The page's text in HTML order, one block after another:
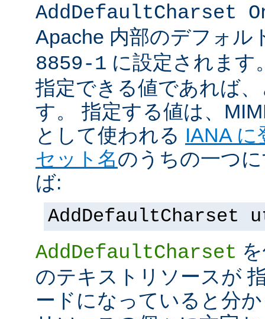
AddDefaultCharset
Apache 内部のデフォル
8859-1 に設定されま
指定できる値であれば
す。 指定する値は、
として使われる IANA
セット名のうちの一つ
ば:
AddDefaultCharset
AddDefaultCharset
のテキストリソースが
ードになっていると分